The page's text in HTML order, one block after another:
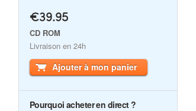
€39.95
CD ROM
Livraison en 24h
Ajouter à mon panier
Pourquoi acheter en direct ?